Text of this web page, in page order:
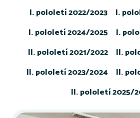
I. pololetí 2022/2023
I.
I. pololetí 2024/2025
I.
II. pololetí 2021/2022
II.
II. pololetí 2023/2024
II.
II. pololetí 2025/